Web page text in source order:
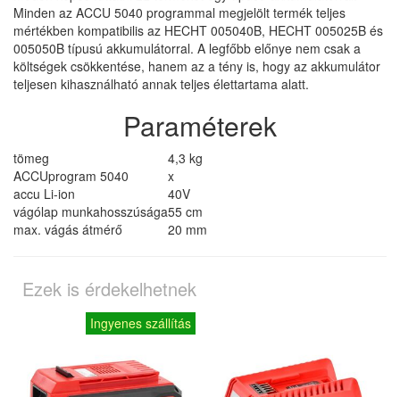
Minden az ACCU 5040 programmal megjelölt termék teljes
mértékben kompatibilis az HECHT 005040B, HECHT 005025B és
005050B típusú akkumulátorral. A legfőbb előnye nem csak a
költségek csökkentése, hanem az a tény is, hogy az akkumulátor
teljesen kihasználható annak teljes élettartama alatt.
Paraméterek
tömeg
4,3 kg
ACCUprogram 5040
x
accu Li-ion
40V
vágólap munkahosszúsága55 cm
max. vágás átmérő
20 mm
Ezek is érdekelhetnek
Ingyenes szállítás